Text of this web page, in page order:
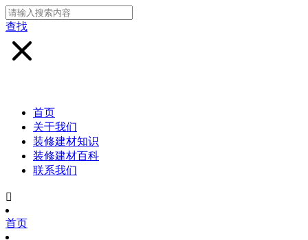
查找
首页
关于我们
装修建材知识
装修建材百科
联系我们

首页